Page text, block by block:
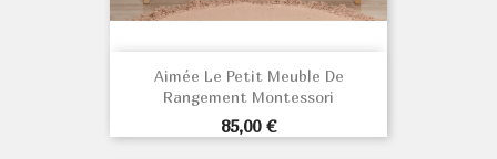
Aimée Le Petit Meuble De
Rangement Montessori
Prix
85,00 €